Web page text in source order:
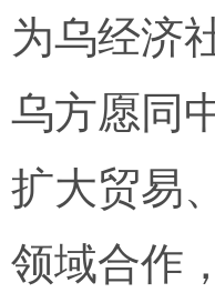
为乌经济
乌方愿同
扩大贸易
领域合作